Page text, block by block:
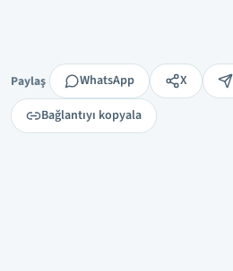
Paylaş
Paylaş WhatsApp X
Bağlantıyı kopyala